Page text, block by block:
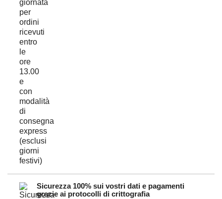
Sicurezza 100% sui vostri dati e pagamenti
grazie ai protocolli di crittografia